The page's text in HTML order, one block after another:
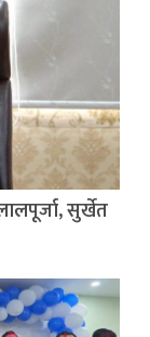
सुर्खेत